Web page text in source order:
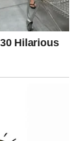
više mira i